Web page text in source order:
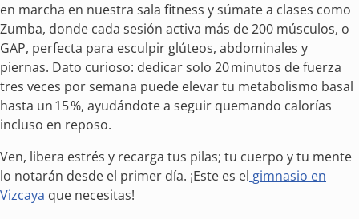
en marcha en nuestra sala fitness y súmate a clases como
Zumba, donde cada sesión activa más de 200 músculos, o
GAP, perfecta para esculpir glúteos, abdominales y
piernas. Dato curioso: dedicar solo 20 minutos de fuerza
tres veces por semana puede elevar tu metabolismo basal
hasta un 15 %, ayudándote a seguir quemando calorías
incluso en reposo.
Ven, libera estrés y recarga tus pilas; tu cuerpo y tu mente
lo notarán desde el primer día. ¡Este es el gimnasio en
Vizcaya que necesitas!